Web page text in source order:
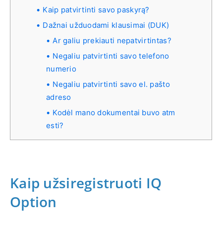
Kaip patvirtinti savo paskyrą?
Dažnai užduodami klausimai (DUK)
Ar galiu prekiauti nepatvirtintas?
Negaliu patvirtinti savo telefono
numerio
Negaliu patvirtinti savo el. pašto
adreso
Kodėl mano dokumentai buvo atm
esti?
Kaip užsiregistruoti IQ
Option